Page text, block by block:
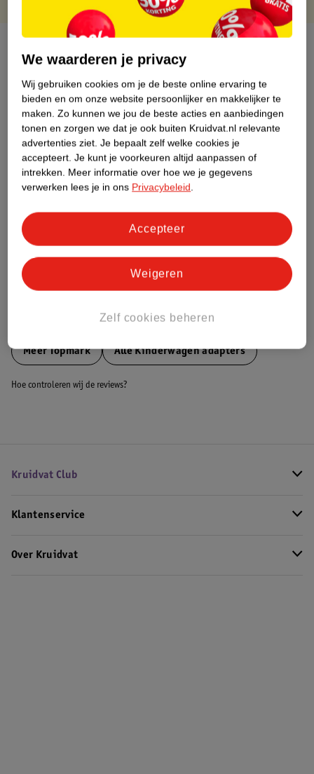
Productinformatie
Etiketinformatie
Nature Impact Score
Dit product heeft (nog) geen Nature
Impact Score.
Meer informatie
Bestel & Bezorginformatie
MeerTopmark Alle Kinderwagen adapters
Hoe controleren wij de reviews?
Kruidvat Club
Klantenservice
Over Kruidvat
We waarderen je privacy
Wij gebruiken cookies om je de beste online ervaring te
bieden en om onze website persoonlijker en makkelijker te
maken. Zo kunnen we jou de beste acties en aanbiedingen
tonen en zorgen we dat je ook buiten Kruidvat.nl relevante
advertenties ziet. Je bepaalt zelf welke cookies je
accepteert. Je kunt je voorkeuren altijd aanpassen of
intrekken. Meer informatie over hoe we je gegevens
verwerken lees je in ons Privacybeleid.
Zelf cookies beheren
Weigeren
Accepteer